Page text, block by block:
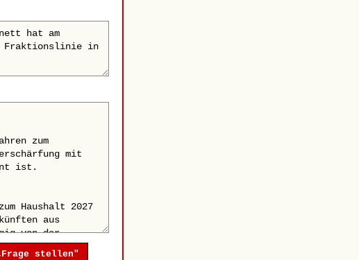
stellen"